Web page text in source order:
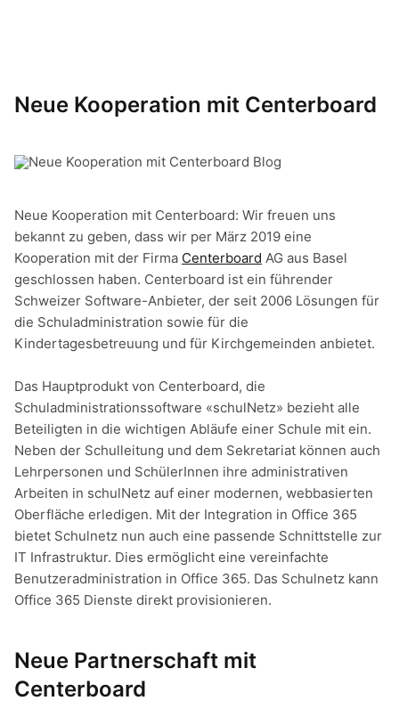
Neue Kooperation mit Centerboard
Neue Kooperation mit Centerboard​: Wir freuen uns
bekannt zu geben, dass wir per März 2019 eine
Kooperation mit der Firma Centerboard AG aus Basel
geschlossen haben. Centerboard ist ein führender
Schweizer Software-Anbieter, der seit 2006 Lösungen für
die Schuladministration sowie für die
Kindertagesbetreuung und für Kirchgemeinden anbietet.
Das Hauptprodukt von Centerboard, die
Schuladministrationssoftware «schulNetz» bezieht alle
Beteiligten in die wichtigen Abläufe einer Schule mit ein.
Neben der Schulleitung und dem Sekretariat können auch
Lehrpersonen und SchülerInnen ihre administrativen
Arbeiten in schulNetz auf einer modernen, webbasierten
Oberfläche erledigen. Mit der Integration in Office 365
bietet Schulnetz nun auch eine passende Schnittstelle zur
IT Infrastruktur. Dies ermöglicht eine vereinfachte
Benutzeradministration in Office 365. Das Schulnetz kann
Office 365 Dienste direkt provisionieren.
Neue Partnerschaft mit
Centerboard